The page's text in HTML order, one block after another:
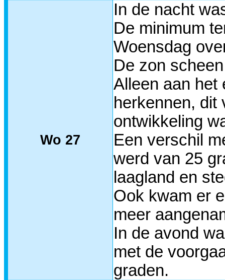
Wo 27
In de nacht
De minimum
Woensdag
De zon
Alleen aan het
herkennen, dit
ontwikkeling
Een verschil
werd van 25
laagland en
Ook kwam er
meer
In de avond
met de
graden.